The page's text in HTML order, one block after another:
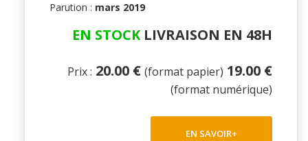
Parution : mars 2019
EN STOCKLIVRAISON EN 48H
Prix : 20.00 € (format papier) 19.00 €
(format numérique)
EN SAVOIR+